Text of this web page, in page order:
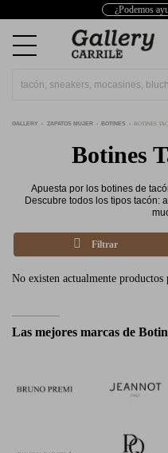
¿Podemos
GALLERY ZAPATOS MUJER BOTINES BOTINES
Botines
Apuesta por los botines de
Descubre todos los tipos tacón:
Filtrar
No existen actualmente productos
Las mejores marcas de